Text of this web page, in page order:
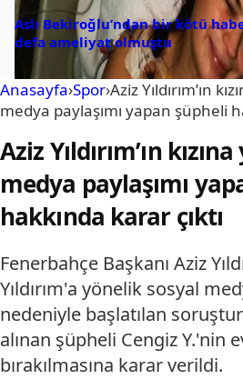
Aslı Bekiroğlu’ndan bir kötü
defa ameliyat olmuştu
Anasayfa›Spor›Aziz Yıldırım’ın
medya paylaşımı yapan şüpheli
Aziz Yıldırım’ın
medya paylaşımı
hakkında karar çıktı
Fenerbahçe Başkanı Aziz
Yıldırım'a yönelik sosyal
nedeniyle başlatılan
alınan şüpheli Cengiz Y.'nin
bırakılmasına karar verildi.